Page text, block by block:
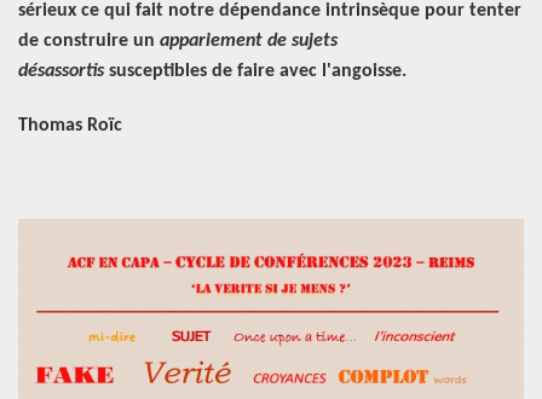
sérieux ce qui fait notre dépendance intrinsèque pour tenter
de construire un appariement de sujets
désassortis susceptibles de faire avec l'angoisse.
Thomas Roïc